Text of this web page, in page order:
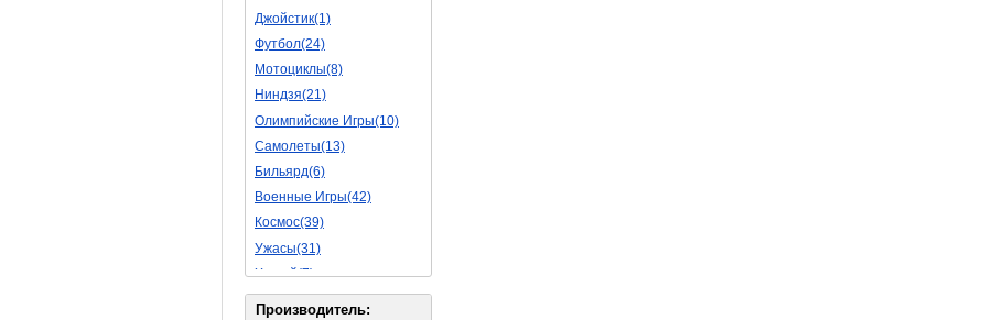
Симуляторы(31)
Леталки(24)
Симуляторы Жизни(76)
Уникальный(29)
Логические Игры(35)
Азартные(45)
Ролевые Игры(176)
Боевик(10)
Головоломка(11)
Rpg(14)
Пошаговые Игры(22)
Пазлы(82)
Джойстик(1)
Футбол(24)
Мотоциклы(8)
Ниндзя(21)
Олимпийские Игры(10)
Самолеты(13)
Бильярд(6)
Военные Игры(42)
Космос(39)
Ужасы(31)
Хоккей(7)
Вертолет(13)
Производитель: